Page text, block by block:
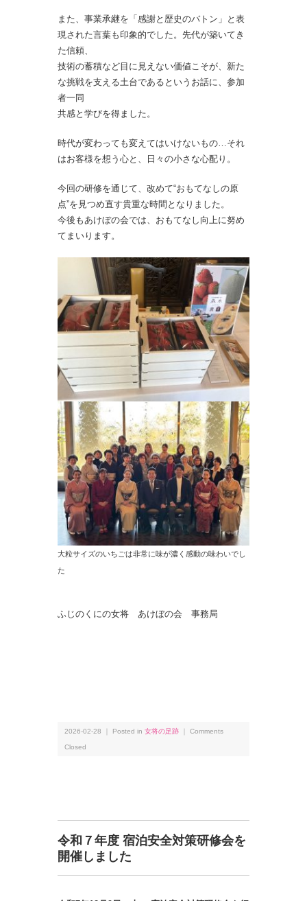
また、事業承継を「感謝と歴史のバトン」と表
現された言葉も印象的でした。 先代が築いてき
た信頼、
技術の蓄積など目に見えない価値 こそが、新た
な挑戦を支える土台であるというお話に、参加
者一同
共感と学びを得ました。
時代が変わっても変えてはいけないもの… それ
はお客様を想う心と、日々の小さな心配り。
今回の研修を通じて、改めて“おもてなしの原
点”を見つめ直す貴重な時間となりました。
今後もあけぼの会では、おもてなし向上に努め
てまいります。
大粒サイズのいちごは非常に味が濃く感動の味わいでし
た
ふじのくにの女将 あけぼの会 事務局
2026-02-28 ｜ Posted in 女将の足跡 Comments
Closed
令和７年度 宿泊安全対策研修会を
開催しました